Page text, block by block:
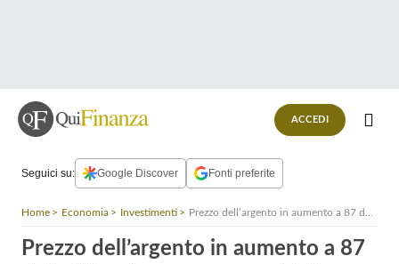
ACCEDI
Seguici su: Google Discover Fonti preferite
Home Economia Investimenti Prezzo dell’argento in aumento a 87 dollari l’oncia, oro ancora stabile
Prezzo dell’argento in aumento a 87